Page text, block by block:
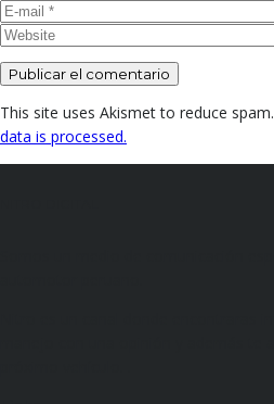
This site uses Akismet to reduce spam.
data is processed.